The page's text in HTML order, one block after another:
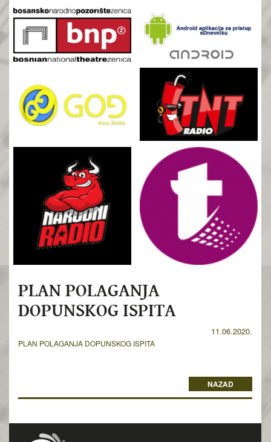
PLAN POLAGANJA
DOPUNSKOG ISPITA
11.06.2020.
PLAN POLAGANJA DOPUNSKOG ISPITA
NAZAD